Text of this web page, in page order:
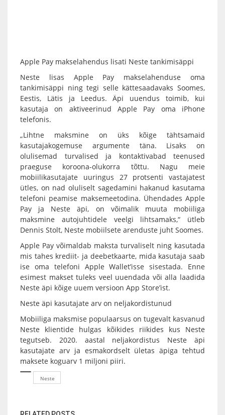
Apple Pay makselahendus lisati Neste tankimisäppi
Neste lisas Apple Pay makselahenduse oma
tankimisäppi ning tegi selle kättesaadavaks Soomes,
Eestis, Lätis ja Leedus. Äpi uuendus toimib, kui
kasutaja on aktiveerinud Apple Pay oma iPhone
telefonis.
„Lihtne maksmine on üks kõige tähtsamaid
kasutajakogemuse argumente täna. Lisaks on
olulisemad turvalised ja kontaktivabad teenused
praeguse koroona-olukorra tõttu. Nagu meie
mobiilikasutajate uuringus 27 protsenti vastajatest
ütles, on nad oluliselt sagedamini hakanud kasutama
telefoni peamise maksemeetodina. Ühendades Apple
Pay ja Neste äpi, on võimalik muuta mobiiliga
maksmine autojuhtidele veelgi lihtsamaks,“ ütleb
Dennis Stolt, Neste mobiilsete arenduste juht Soomes.
Apple Pay võimaldab maksta turvaliselt ning kasutada
mis tahes krediit- ja deebetkaarte, mida kasutaja saab
ise oma telefoni Apple Wallet’isse sisestada. Enne
esimest makset tuleks veel uuendada või alla laadida
Neste äpi kõige uuem versioon App Store’ist.
Neste äpi kasutajate arv on neljakordistunud
Mobiiliga maksmise populaarsus on tugevalt kasvanud
Neste klientide hulgas kõikides riikides kus Neste
tegutseb. 2020. aastal neljakordistus Neste äpi
kasutajate arv ja esmakordselt ületas äpiga tehtud
maksete koguarv 1 miljoni piiri.
Neste